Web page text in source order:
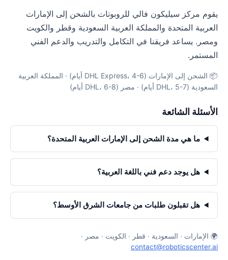
يقوم مركز سيليكون فالي للروبوتات بالشحن إلى الإمارات
العربية المتحدة والمملكة العربية السعودية وقطر والكويت
ومصر. يساعد فريقنا في التكامل والتدريب والدعم الفني
المستمر.
📦 الشحن إلى الإمارات (DHL Express، 4-6 أيام) · المملكة العربية
السعودية (DHL، 5-7 أيام) · مصر (DHL، 6-8 أيام)
الأسئلة الشائعة
ما هي مدة الشحن إلى الإمارات العربية المتحدة؟
هل يوجد دعم فني باللغة العربية؟
هل تقبلون طلبات من جامعات الشرق الأوسط؟
🌍 الإمارات · السعودية · قطر · الكويت · مصر ·
contact@roboticscenter.ai